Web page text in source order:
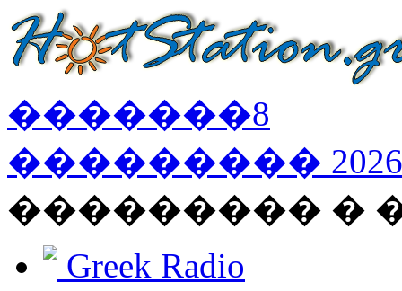
�������8
��������� 2026
��������� �
Greek Radio